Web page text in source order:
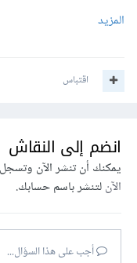
المزيد
اقتباس
انضم إلى النقاش
يمكنك أن تنشر الآن
الآنلتنشر باسم حسابك.
أجب على هذا السؤال...